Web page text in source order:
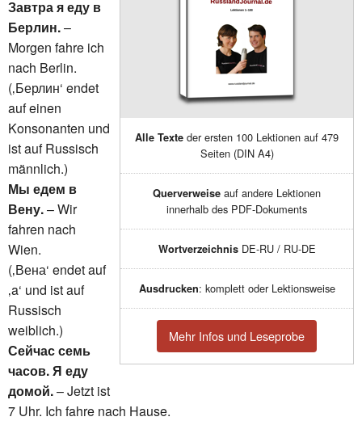
Alle Texte der ersten 100 Lektionen auf 479
Seiten (DIN A4)
Querverweise auf andere Lektionen
innerhalb des PDF-Dokuments
WortverzeichnisDE-RU / RU-DE
Ausdrucken: komplett oder Lektionsweise
Mehr Infos und Leseprobe
Завтра я еду в
Берлин.–
Morgen fahre ich
nach Berlin.
(‚Берлин‘ endet
auf einen
Konsonanten und
ist auf Russisch
männlich.)
Мы едем в
Вену.– Wir
fahren nach
Wien.
(‚Вена‘ endet auf
‚a‘ und ist auf
Russisch
weiblich.)
Сейчас семь
часов. Я еду
домой.– Jetzt ist
7 Uhr. Ich fahre nach Hause.